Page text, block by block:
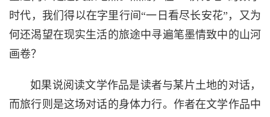
时代，我们得以在字里行间“一日看尽长安花”，又为
何还渴望在现实生活的旅途中寻遍笔墨情致中的山河
画卷？
如果说阅读文学作品是读者与某片土地的对话，
而旅行则是这场对话的身体力行。作者在文学作品中